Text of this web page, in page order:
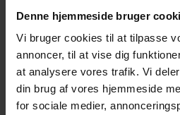
Denne hjemmeside bruger
Vi bruger cookies til at tilpasse
annoncer, til at vise dig
at analysere vores trafik. Vi
din brug af vores hjemmeside
for sociale medier,